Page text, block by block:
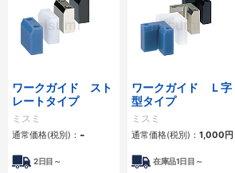
ワークガイド スト
レートタイプ
ミスミ
通常価格(税別)： -
2日目～
ワークガイド Ｌ字
型タイプ
ミスミ
通常価格(税別)： 1,000円
在庫品1日目～